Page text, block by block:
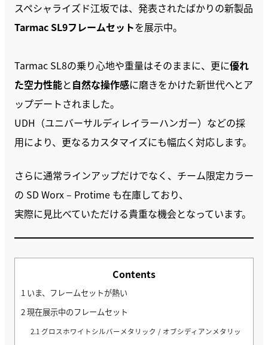
スペシャライズド江坂では、発表されたばかりの新製品
Tarmac SL9フレームセットを展示中。
Tarmac SL8の乗り心地や重量はそのままに、更に優れ
た空力性能と自然な操作感に磨きをかけた新世代へとア
ップデートされました。
UDH（ユニバーサルディレイラーハンガー）などの採
用により、更なるカスタマイズにも幅広く対応します。
さらに通常ラインアップだけでなく、チーム限定カラー
の SD Worx – Protime も在庫しており、
実際に見比べていただける貴重な機会となっています。
Contents
1 いま、フレームセットが熱い
2現在展示中のフレームセット
2.1 グロスホワイトシルバーメタリック / オブシディアンメタリッ